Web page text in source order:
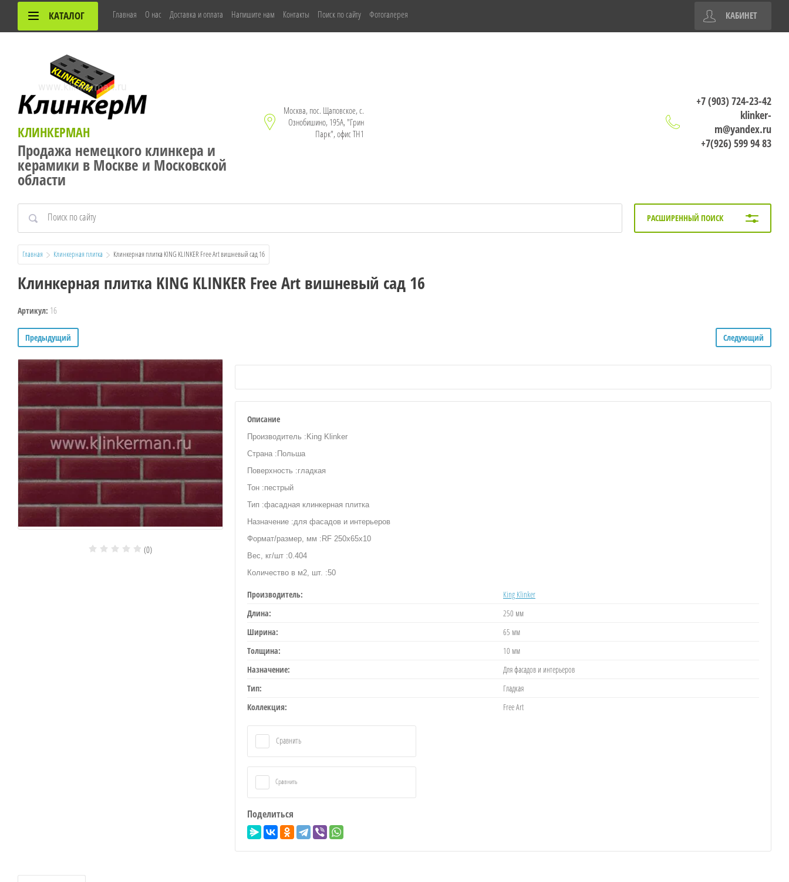
КАТАЛОГ Главная О нас Доставка и оплата Напишите нам Контакты Поиск по сайту Фотогалерея КАБИНЕТ
КЛИНКЕРМАН
Продажа немецкого клинкера и
керамики в Москве и Московской
области
Москва, пос. Щаповское, с.
Ознобишино, 195А, "Грин
Парк", офис ТН1
+7 (903) 724-23-42
klinker-
m@yandex.ru
+7(926) 599 94 83
РАСШИРЕННЫЙ ПОИСК
Главная Клинкерная плитка
  Клинкерная плитка KING KLINKER Free Art вишневый сад 16
Клинкерная плитка KING KLINKER Free Art вишневый сад 16
Артикул: 16
Предыдущий Следующий
(0)
Описание
Производитель :King Klinker
Страна :Польша
Поверхность :гладкая
Тон :пестрый
Тип :фасадная клинкерная плитка
Назначение :для фасадов и интерьеров
Формат/размер, мм :RF 250x65x10
Вес, кг/шт :0.404
Количество в м2, шт. :50
Производитель:
King Klinker
Длина:
250 мм
Ширина:
65 мм
Толщина:
10 мм
Назначение:
Для фасадов и интерьеров
Тип:
Гладкая
Коллекция:
Free Art
Сравнить
Сравнить
Поделиться